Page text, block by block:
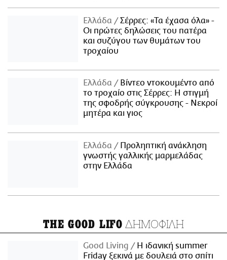
Ελλάδα
Σέρρες: «Τα έχασα όλα» -
Οι πρώτες δηλώσεις του πατέρα
και συζύγου των θυμάτων του
τροχαίου
Ελλάδα
Βίντεο ντοκουμέντο από
το τροχαίο στις Σέρρες: Η στιγμή
της σφοδρής σύγκρουσης - Νεκροί
μητέρα και γιος
Ελλάδα
Προληπτική ανάκληση
γνωστής γαλλικής μαρμελάδας
στην Ελλάδα
THE GOOD LIFO ΔΗΜΟΦΙΛΗ
Good Living
Η ιδανική summer
Friday ξεκινά με δουλειά στο σπίτι